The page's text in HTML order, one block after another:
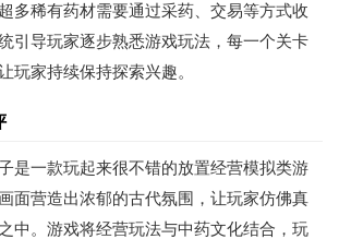
多稀有药材需要通过采药、交易等方式收
引导玩家逐步熟悉游戏玩法，每一个关卡
玩家持续保持探索兴趣。
是一款玩起来很不错的放置经营模拟类游
面营造出浓郁的古代氛围，让玩家仿佛真
中。游戏将经营玩法与中药文化结合，玩